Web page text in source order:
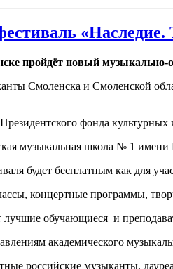
пройдёт новый
Смоленска и Смоленской
фонда
музыкальная школа № 1
будет бесплатным как для
концертные программы,
лучшие обучающиеся и
академического
российские музыканты,